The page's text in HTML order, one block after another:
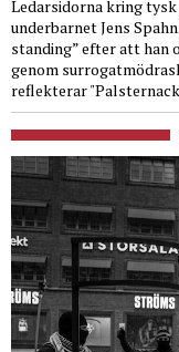
Ledarsidorna kring
underbarnet Jens
standing” efter att han
genom
reflekterar